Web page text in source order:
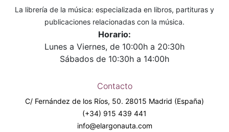
La librería de la música: especializada en libros, partituras y
publicaciones relacionadas con la música.
Horario:
Lunes a Viernes, de 10:00h a 20:30h
Sábados de 10:30h a 14:00h
Contacto
C/ Fernández de los Ríos, 50. 28015 Madrid (España)
(+34) 915 439 441
info@elargonauta.com